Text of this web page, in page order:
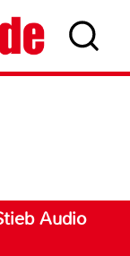
Audio